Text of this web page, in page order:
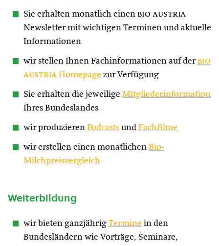
Sie erhalten monatlich einen bio austria
Newsletter mit wichtigen Terminen und aktuelle
Informationen
wir stellen Ihnen Fachinformationen auf der bio
austria Homepage zur Verfügung
Sie erhalten die jeweilige Mitgliederinformation
Ihres Bundeslandes
wir produzieren Podcasts und Fachfilme
wir erstellen einen monatlichen Bio-
Milchpreisvergleich
Weiterbildung
wir bieten ganzjährig Termine in den
Bundesländern wie Vorträge, Seminare,